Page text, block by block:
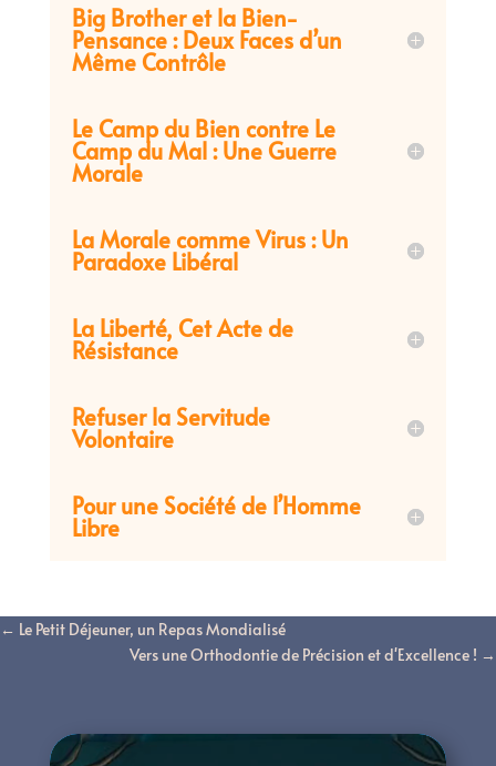
Big Brother et la Bien-
Pensance : Deux Faces d’un
Même Contrôle
Le Camp du Bien contre Le
Camp du Mal : Une Guerre
Morale
La Morale comme Virus : Un
Paradoxe Libéral
La Liberté, Cet Acte de
Résistance
Refuser la Servitude
Volontaire
Pour une Société de l’Homme
Libre
← Le Petit Déjeuner, un Repas Mondialisé
Vers une Orthodontie de Précision et d'Excellence ! →